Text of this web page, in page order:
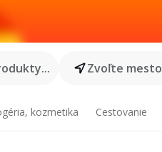
Zvoľte mesto
kozmetika Cestovanie